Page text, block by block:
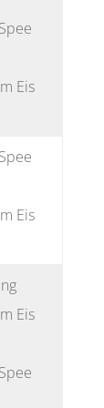
Eis
Eis
Eis